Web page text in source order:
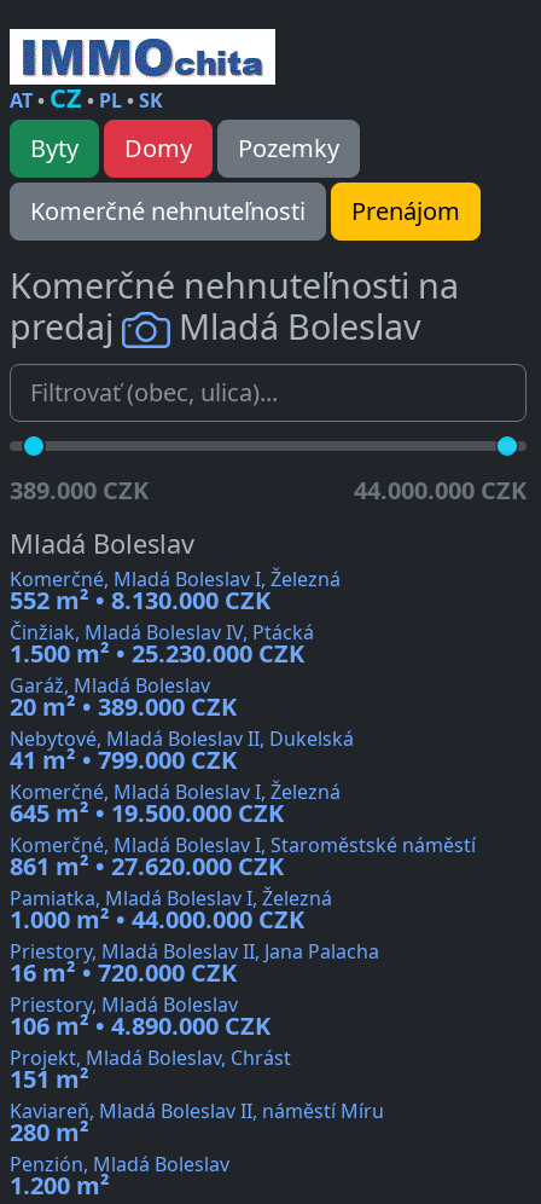
AT• CZ • PL•SK
Byty Domy
Pozemky
Komerčné nehnuteľnosti
Prenájom
Komerčné nehnuteľnosti na
predaj
Mladá Boleslav
389.000 CZK 44.000.000 CZK
Mladá Boleslav
Komerčné, Mladá Boleslav I, Železná
552 m² • 8.130.000 CZK
Činžiak, Mladá Boleslav IV, Ptácká
1.500 m² • 25.230.000 CZK
Garáž, Mladá Boleslav
20 m² • 389.000 CZK
Nebytové, Mladá Boleslav II, Dukelská
41 m² • 799.000 CZK
Komerčné, Mladá Boleslav I, Železná
645 m² • 19.500.000 CZK
Komerčné, Mladá Boleslav I, Staroměstské náměstí
861 m² • 27.620.000 CZK
Pamiatka, Mladá Boleslav I, Železná
1.000 m² • 44.000.000 CZK
Priestory, Mladá Boleslav II, Jana Palacha
16 m² • 720.000 CZK
Priestory, Mladá Boleslav
106 m² • 4.890.000 CZK
Projekt, Mladá Boleslav, Chrást
151 m²
Kaviareň, Mladá Boleslav II, náměstí Míru
280 m²
Penzión, Mladá Boleslav
1.200 m²